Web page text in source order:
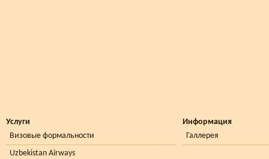
Услуги
Визовые формальности
Uzbekistan Airways
Информация
Галлерея